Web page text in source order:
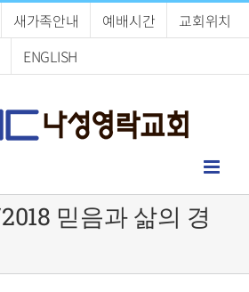
새가족안내 예배시간
교회위치
ENGLISH
믿음과 삶의 경